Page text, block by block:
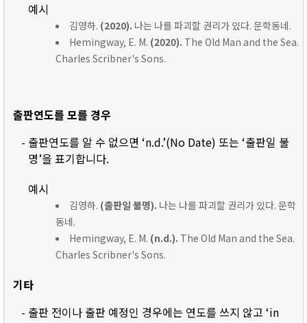
예시
김영하. (2020). 나는 나를 파괴할 권리가 있다. 문학동네.
Hemingway, E. M. (2020). The Old Man and the Sea.
Charles Scribner's Sons.
출판연도를 모를 경우
- 출판연도를 알 수 없으면 ‘n.d.’(No Date) 또는 ‘출판일 불
명’을 표기합니다.
예시
김영하. (출판일 불명). 나는 나를 파괴할 권리가 있다. 문학
동네.
Hemingway, E. M. (n.d.). The Old Man and the Sea.
Charles Scribner's Sons.
기타
- 출판 전이나 출판 예정인 경우에는 연도를 쓰지 않고 ‘in